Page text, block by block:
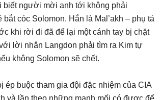
biết người mời anh tới không phải
bắt cóc Solomon. Hắn là Mal’akh – phụ tá
khi rời đi đã để lại một cánh tay bị chặt
lời nhắn Langdon phải tìm ra Kim tự
không Solomon sẽ chết.
ép buộc tham gia đội đặc nhiệm của CIA
và lần theo những manh mối có được để